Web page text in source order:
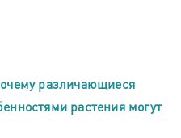
различающиеся
растения могут